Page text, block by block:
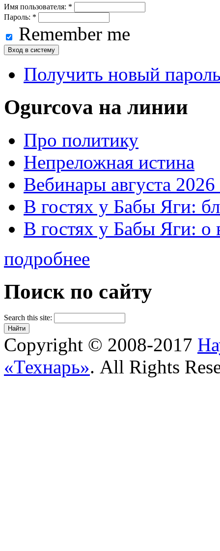
Имя пользователя: *
Пароль: *
Remember me
Получить новый
Ogurcova на линии
Про политику
Непреложная истина
Вебинары августа 2026
В гостях у Бабы Яги:
В гостях у Бабы Яги:
подробнее
Поиск по сайту
Search this site:
Copyright © 2008-2017
«Технарь». All Rights